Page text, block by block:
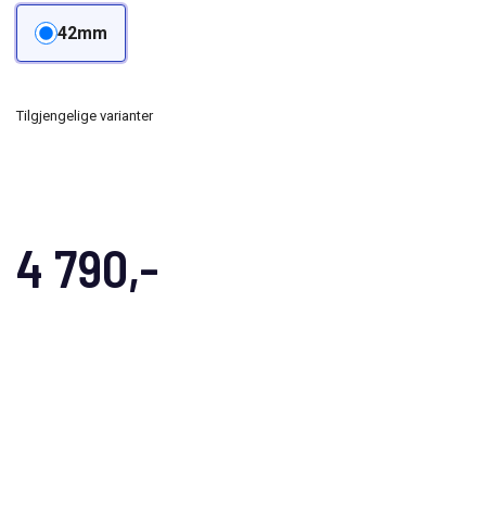
4 790,-
42mm
Tilgjengelige varianter